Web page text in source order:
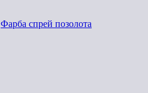
Фарба спрей позолота